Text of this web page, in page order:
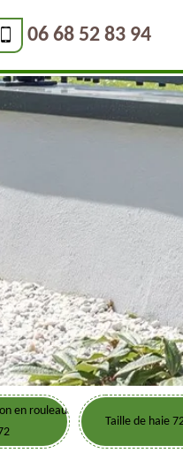
06 68 52 83 94
en rouleau
Taille de haie